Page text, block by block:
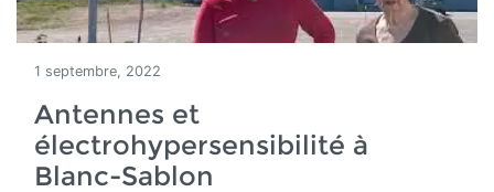
1 septembre, 2022
Antennes et
électrohypersensibilité à
Blanc-Sablon